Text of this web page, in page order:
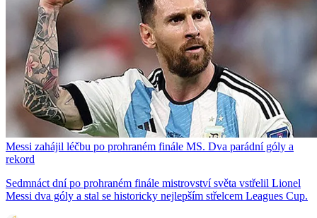
Messi zahájil léčbu po prohraném finále MS. Dva parádní góly a
rekord
Sedmnáct dní po prohraném finále mistrovství světa vstřelil Lionel
Messi dva góly a stal se historicky nejlepším střelcem Leagues Cup.